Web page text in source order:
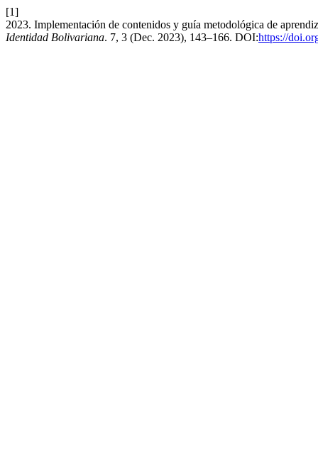
[1]
2023. Implementación de contenidos y guía metodológica de
Identidad Bolivariana. 7, 3 (Dec. 2023), 143–166. DOI:https://